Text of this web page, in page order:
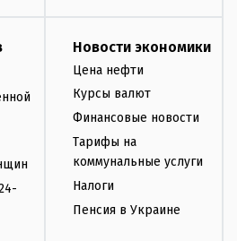
Новости экономики
Цена нефти
Курсы валют
Финансовые новости
Тарифы на
коммунальные услуги
Налоги
Пенсия в Украине